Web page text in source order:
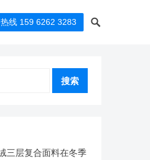
热线 159 6262 3283
搜索
三层复合面料在冬季